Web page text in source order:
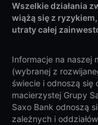
Wszelkie działania
wiążą się z
utraty całej
Informacje na naszej
(wybranej z
świecie i odnoszą się
macierzystej Grupy
Saxo Bank odnoszą
zależnych i